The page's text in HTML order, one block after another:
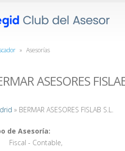
» Asesorías
ASESORES
» BERMAR ASESORES FISLAB S.L.
de Asesoría:
Fiscal - Contable,